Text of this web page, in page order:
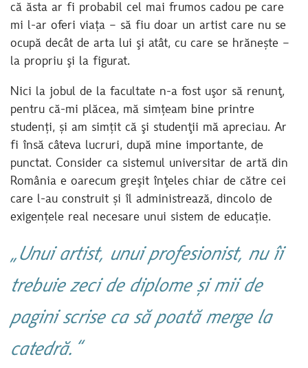
că ăsta ar fi probabil cel mai frumos cadou pe care
mi l-ar oferi viața – să fiu doar un artist care nu se
ocupă decât de arta lui şi atât, cu care se hrănește –
la propriu şi la figurat.
Nici la jobul de la facultate n-a fost uşor să renunţ,
pentru că-mi plăcea, mă simțeam bine printre
studenți, și am simțit că şi studenţii mă apreciau. Ar
fi însă câteva lucruri, după mine importante, de
punctat. Consider ca sistemul universitar de artă din
România e oarecum greşit înţeles chiar de către cei
care l-au construit și îl administrează, dincolo de
exigențele real necesare unui sistem de educație.
„Unui artist, unui profesionist, nu îi
trebuie zeci de diplome și mii de
pagini scrise ca să poată merge la
catedră.“